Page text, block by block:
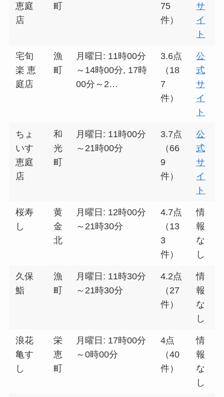
恵庭
店
町
75
件）
サ
イ
ト
宅旬
楽 恵
庭店
漁
町
月曜日: 11時00分
～14時00分, 17時
00分～2…
3.6点
（18
7
件）
公
式
サ
イ
ト
ちょ
いす
恵庭
店
和
光
町
月曜日: 11時00分
～21時00分
3.7点
（66
9
件）
公
式
サ
イ
ト
桜寿
し
黄
金
北
月曜日: 12時00分
～21時30分
4.7点
（13
3
件）
情
報
な
し
久保
鮨
漁
町
月曜日: 11時30分
～21時30分
4.2点
（27
件）
情
報
な
し
浪花
亀す
し
栄
恵
町
月曜日: 17時00分
～0時00分
4点
（40
件）
情
報
な
し